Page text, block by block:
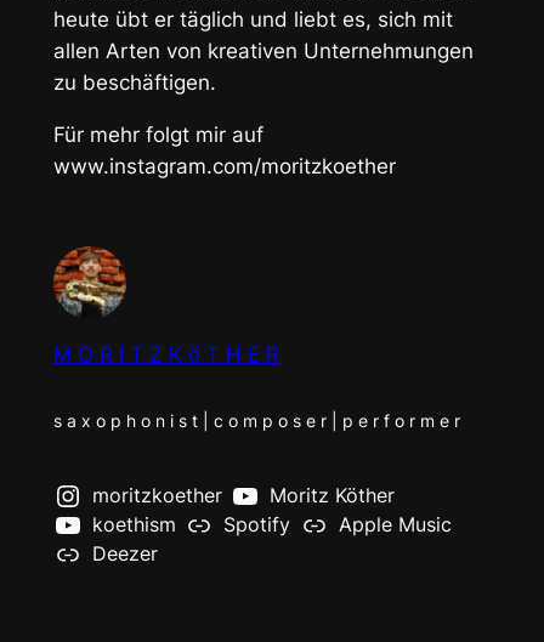
heute übt er täglich und liebt es, sich mit
allen Arten von kreativen Unternehmungen
zu beschäftigen.
Für mehr folgt mir auf
www.instagram.com/moritzkoether
M O R I T Z K ö T H E R
s a x o p h o n i s t | c o m p o s e r | p e r f o r m e r
moritzkoether
Moritz Köther
koethism
Spotify
Apple Music
Deezer